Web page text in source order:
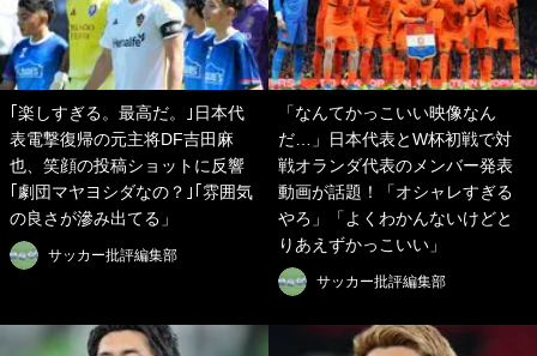
｢楽しすぎる。最高だ。｣日本代
表電撃復帰の元主将DF吉田麻
也、笑顔の投稿ショットに反響
｢劇団マヤヨシダなの？｣｢雰囲気
の良さが滲み出てる」
サッカー批評編集部
「なんてかっこいい映像なん
だ…」日本代表とW杯初戦で対
戦オランダ代表のメンバー発表
動画が話題！「オシャレすぎる
やろ」「よくわかんないけどと
りあえずかっこいい」
サッカー批評編集部